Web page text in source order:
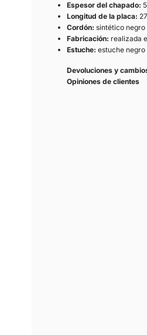
Espesor del chapado:
Longitud de la placa:
Cordón: sintético negro
Fabricación: realizada
Estuche: estuche
Devoluciones y
Opiniones de clientes